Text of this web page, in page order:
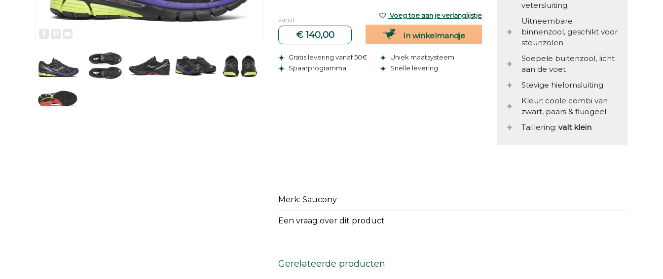
Facebook
Pinterest
vanaf
€ 140,00
Voeg toe aan je verlanglijstje
In winkelmandje
Gratis levering vanaf 50€
Uniek maatsysteem
Spaarprogramma
Snelle levering
vetersluiting
Uitneembare
binnenzool, geschikt voor
steunzolen
Soepele buitenzool, licht
aan de voet
Stevige hielomsluiting
Kleur: coole combi van
zwart, paars & fluogeel
Taillering: valt klein
Merk: Saucony
Een vraag over dit product
Gerelateerde producten